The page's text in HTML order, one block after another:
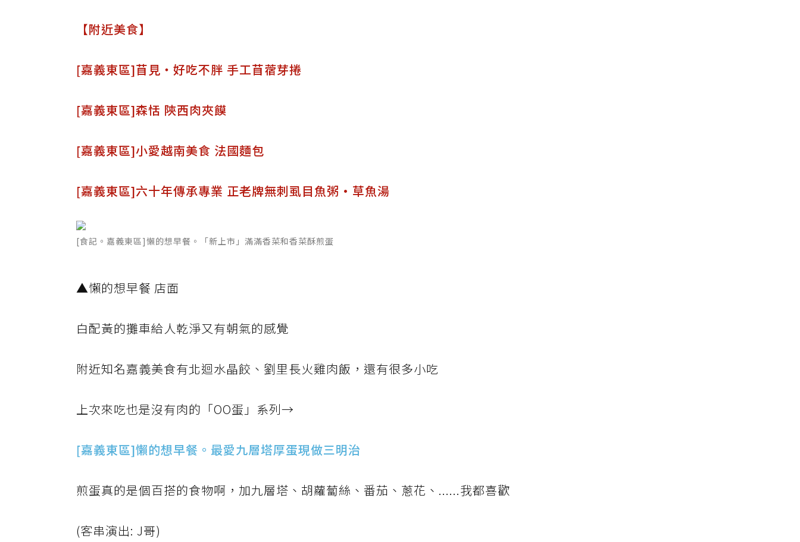
【附近美食】
[嘉義東區]苜見‧好吃不胖 手工苜蓿芽捲
[嘉義東區]森恬 陝西肉夾饃
[嘉義東區]小愛越南美食 法國麵包
[嘉義東區]六十年傳承專業 正老牌無刺虱目魚粥·草魚湯
[食記。嘉義東區]懶的想早餐。「新上市」滿滿香菜和香菜酥煎蛋
▲懶的想早餐 店面
白配黃的攤車給人乾淨又有朝氣的感覺
附近知名嘉義美食有北迴水晶餃、劉里長火雞肉飯，還有很多小吃
上次來吃也是沒有肉的「OO蛋」系列→
[嘉義東區]懶的想早餐。最愛九層塔厚蛋現做三明治
煎蛋真的是個百搭的食物啊，加九層塔、胡蘿蔔絲、番茄、蔥花、......我都喜歡
(客串演出: J哥)